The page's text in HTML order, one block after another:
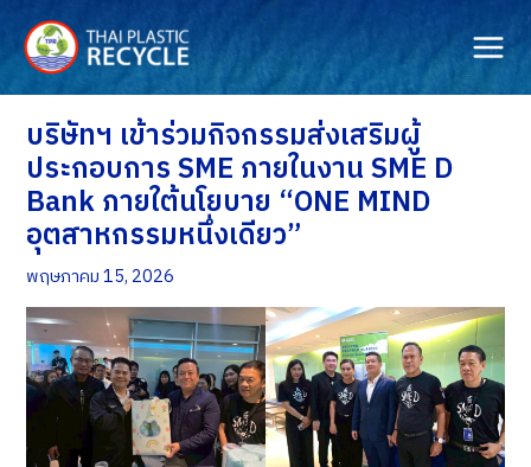
content
บริษัทฯ เข้าร่วมกิจกรรมส่งเสริมผู้
ประกอบการ SME ภายในงาน SME D
Bank ภายใต้นโยบาย “ONE MIND
อุตสาหกรรมหนึ่งเดียว”
พฤษภาคม 15, 2026